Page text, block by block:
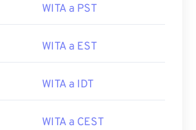
WITA a PST
WITA a EST
WITA a IDT
WITA a CEST